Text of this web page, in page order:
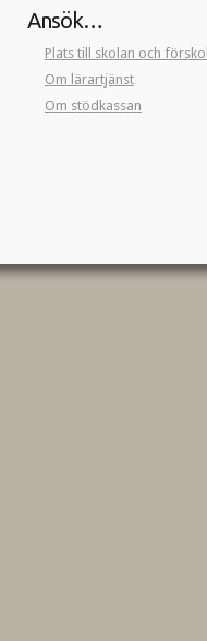
Ansök…
Plats till skolan och
Om lärartjänst
Om stödkassan